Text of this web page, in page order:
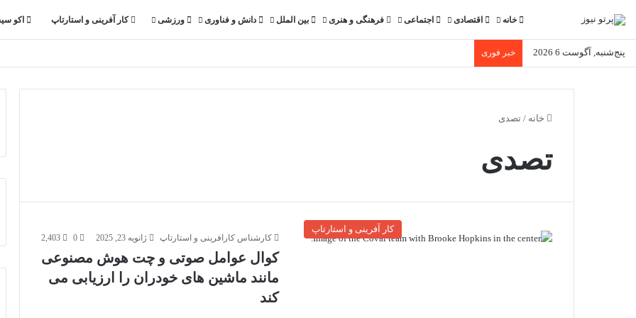
خانه اقتصادی اجتماعی فرهنگی و هنری بین الملل دانش و فناوری ورزشی کار آفرینی و استارتاپ اکو
پنج‌شنبه, آگوست 6 2026 خبر فوری
خانه / تصدی
تصدی
کار آفرینی و استارتاپ
کارشناس کارافرینی و استارتاپ ژانویه 23, 2025 0
2,403
کوال عوامل صوتی و چت هوش مصنوعی
مانند ماشین های خودران را ارزیابی می
کند